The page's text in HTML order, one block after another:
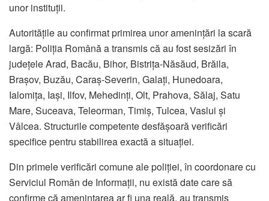
unor instituții.
Autoritățile au confirmat primirea unor amenințări la scară
largă: Poliția Română a transmis că au fost sesizări în
județele Arad, Bacău, Bihor, Bistrița-Năsăud, Brăila,
Brașov, Buzău, Caraș-Severin, Galați, Hunedoara,
Ialomița, Iași, Ilfov, Mehedinți, Olt, Prahova, Sălaj, Satu
Mare, Suceava, Teleorman, Timiș, Tulcea, Vaslui și
Vâlcea. Structurile competente desfășoară verificări
specifice pentru stabilirea exactă a situației.
Din primele verificări comune ale poliției, în coordonare cu
Serviciul Român de Informații, nu există date care să
confirme că amenințarea ar fi una reală, au transmis